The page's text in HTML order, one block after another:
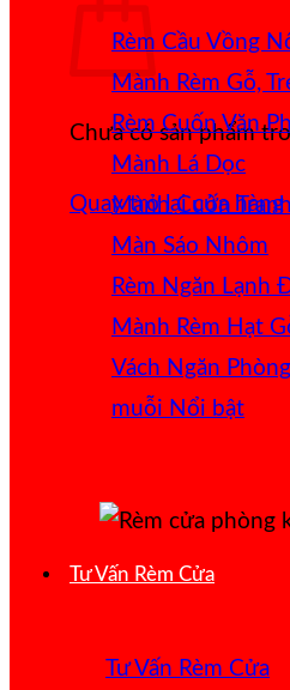
Chưa có sản phẩm
Quay trở lại cửa hàng
Rèm Cầu Vồng
Mành Rèm Gỗ,
Rèm Cuốn Văn
Mành Lá Dọc
Mành Cuốn Tranh
Màn Sáo Nhôm
Rèm Ngăn Lạnh
Mành Rèm Hạt
Vách Ngăn
muỗi
Tư Vấn Rèm Cửa
Tư Vấn Rèm Cửa